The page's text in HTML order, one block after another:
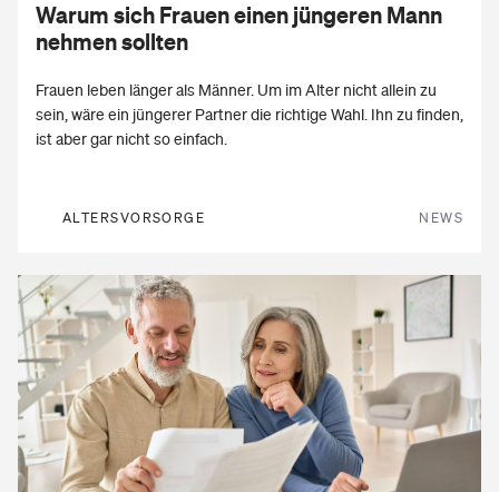
Warum sich Fraueneinen jün­ge­ren Mann
neh­men soll­ten
Frauen leben länger als Männer. Um im Alter nicht allein zu
sein, wäre ein jüngerer Partner die richtige Wahl. Ihn zu finden,
ist aber gar nicht so einfach.
ALTERSVORSORGE NEWS